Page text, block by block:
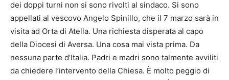
dei doppi turni non si sono rivolti al sindaco. Si sono
appellati al vescovo Angelo Spinillo, che il 7 marzo sarà in
visita ad Orta di Atella. Una richiesta disperata al capo
della Diocesi di Aversa. Una cosa mai vista prima. Da
nessuna parte d’Italia. Padri e madri sono talmente avviliti
da chiedere l’intervento della Chiesa. È molto peggio di